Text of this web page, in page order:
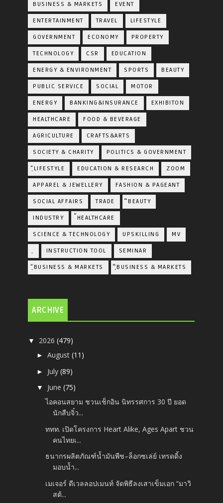
BUSINESS & MARKETS EVENT
ENTERTAINMENT TRAVEL LIFESTYLE
GOVERNMENT ECONOMY PROPERTY
TECHNOLOGY CSR EDUCATION
ENERGY & ENVIRONMENT SPORTS BEAUTY
PUBLIC SERVICE SOCIAL MOTOR
ENERGY BANKING&INSURANCE EXHIBITON
HEALTHCARE FOOD & BEVERAGE
AGRICULTURE CRAFTS&ARTS
SOCIETY & CHARITY POLITICS & GOVERNMENT
ฺัLIFESTYLE EDUCATION & RESEARCH ZOOM
APPAREL & JEWELLERY FASHION & PAGEANT
SOCIAL AFFAIRS TRADE ิBEAUTY
INDUSTRY ้HEALTHCARE
SCIENCE & TECHNOLOGY UPSKILLING MV
INSTRUCTION TOOL SEMINAR
ฺัBUSINESS & MARKETS ฺิBUSINESS & MARKETS
ARCHIVE
▼ 2026(479)
►August(11)
► July(89)
▼ June(75)
ไอคอนสยาม ชวนเช็กอิน นิทรรศการ 30 ปี ยอด
นักสืบจิ๋ว...
ททท. เปิดโครงการ Heart Alike, Ages Apart ชวน
คนไทยเ...
ธนากรผลิตภัณฑ์น้ำมันพืช–ล็อกซเล่ย์ เทรดดิ้ง
มอบน้ำ...
เมเจอร์ ดีเวลลอปเมนท์ จัดพิธีลงเสาเข็มเอก “มาวิ
สต้...